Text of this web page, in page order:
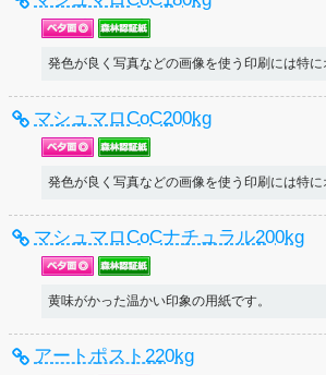
発色が良く写真などの画像を使う印刷には特に
マシュマロCoC200kg
発色が良く写真などの画像を使う印刷には特に
マシュマロCoCナチュラル200kg
黄味がかった温かい印象の用紙です。
アートポスト220kg